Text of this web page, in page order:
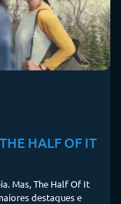
HALF OF IT
Mas, The Half Of It
destaques e